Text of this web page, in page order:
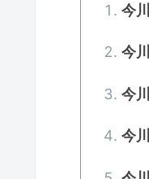
今
今
今
今